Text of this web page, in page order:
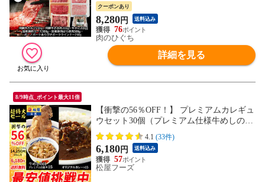
産豚 牛たん BBQ 詰め合わせ
クーポンあり
8,280円 送料込み
76
肉のひぐち
詳細を見る
8/9時点_ポイント最大11倍
【衝撃の56％OFF！】 プレミアムカレギュ
ウセット30個（プレミアム仕様牛めしの具
×15 オリジナルカレー×15） 当店のイチオ
シ 松屋牛丼 非常食
4.1 (33件)
6,180円 送料込み
57
松屋フーズ